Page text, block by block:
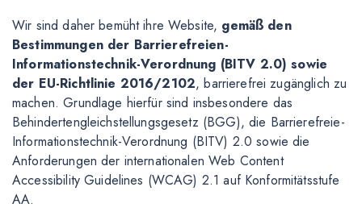
Wir sind daher bemüht ihre Website, gemäß den
Bestimmungen der Barrierefreien-
Informationstechnik-Verordnung (BITV 2.0) sowie
der EU-Richtlinie 2016/2102, barrierefrei zugänglich zu
machen. Grundlage hierfür sind insbesondere das
Behindertengleichstellungsgesetz (BGG), die Barrierefreie-
Informationstechnik-Verordnung (BITV) 2.0 sowie die
Anforderungen der internationalen Web Content
Accessibility Guidelines (WCAG) 2.1 auf Konformitätsstufe
AA.